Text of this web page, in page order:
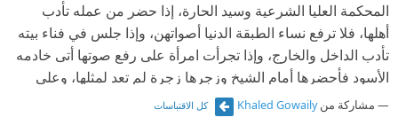
المحكمة العليا الشرعية وسيد الحارة، إذا حضر من عمله تأدب
أهلها، فلا ترفع نساء الطبقة الدنيا أصواتهن، وإذا جلس في فناء بيته
تأدب الداخل والخارج، وإذا تجرأت امرأة على رفع صوتها أتى خادمه
الأسود فأحضرها أمام الشيخ وزجرها زجرة لم تعد لمثلها، وعلى
ألسنتنا نحن الأطفال: الشيخ جاء، الشيخ خرج، وبيته الواسع الكبير لا
يشمل إلا سيدة تركية، وخدماً من الجواري السود اللاتي كن
مشاركة منKhaled Gowaily كل الاقتباسات